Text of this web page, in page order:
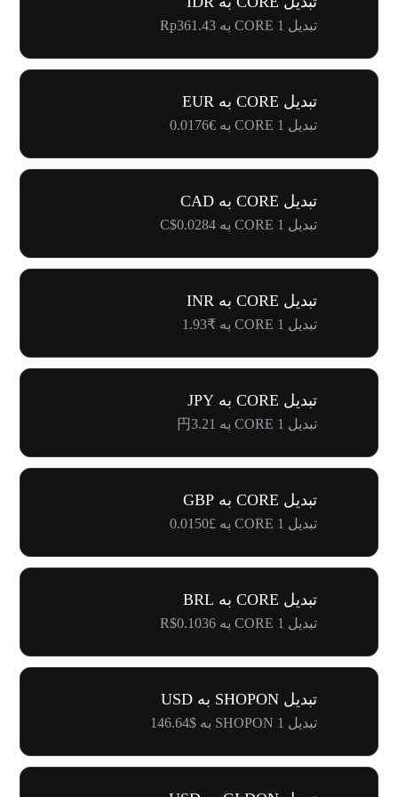
تبدیل 1 CORE به Rp361.43
تبدیل CORE به EUR
تبدیل 1 CORE به €0.0176
تبدیل CORE به CAD
تبدیل 1 CORE به C$0.0284
تبدیل CORE به INR
تبدیل 1 CORE به ₹1.93
تبدیل CORE به JPY
تبدیل 1 CORE به 円3.21
تبدیل CORE به GBP
تبدیل 1 CORE به £0.0150
تبدیل CORE به BRL
تبدیل 1 CORE به R$0.1036
تبدیل SHOPON به USD
تبدیل 1 SHOPON به $146.64